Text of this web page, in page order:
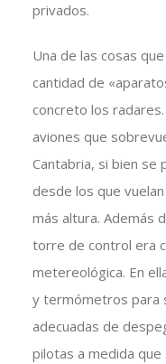
privados.
Una de las cosas
cantidad de
concreto los
aviones que
Cantabria, si bien se
desde los que
más altura. Además
torre de control era
metereológica. En
y termómetros para
adecuadas de
pilotas a medida que